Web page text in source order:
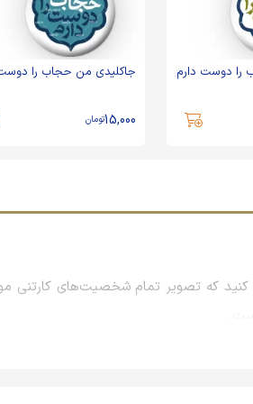
را دوست دارم جاکلیدی من حجاب را
15,000تومان
که تصویر تمام شخصیت‌های کارتنی